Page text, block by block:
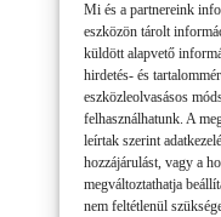
Mi és a partnereink
eszközön tárolt
küldött alapvető
hirdetés- és
eszközleolvasásos
felhasználhatunk. A
leírtak szerint
hozzájárulást, vagy a
megváltoztathatja
nem feltétlenül